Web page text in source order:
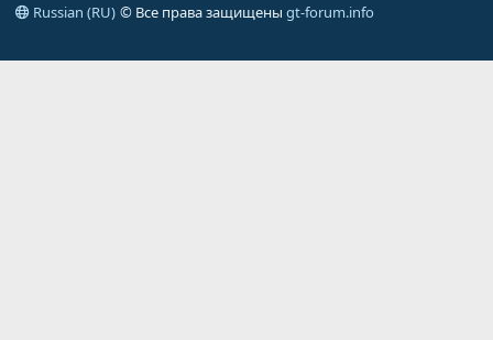
Russian (RU) © Все права защищены gt-forum.info